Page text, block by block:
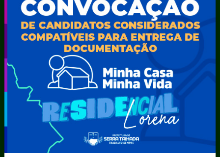
Secretaria Municipal da Mulher – SEMU
Secretaria Municipal de Administração – SAD
Secretaria Municipal de Agricultura e Recursos Hídricos –
SEMARH / Secretaria de Agricultura Familiar – SEMAF
Secretaria Municipal de Educação – SEST
Secretaria Municipal de Esporte e Lazer – SEMEL
Secretaria Municipal de Finanças – SECFIN
Secretaria Municipal de Governo – SEGOV
Secretaria Municipal de Meio Ambiente – SEMA
Secretaria Municipal de Planejamento e Gestão – SEPLAG
Secretaria Municipal de Relações Institucionais – SEMRI
Secretaria Municipal de Saúde – SMS
Secretaria Municipal de Serviços Públicos – SEMUSP